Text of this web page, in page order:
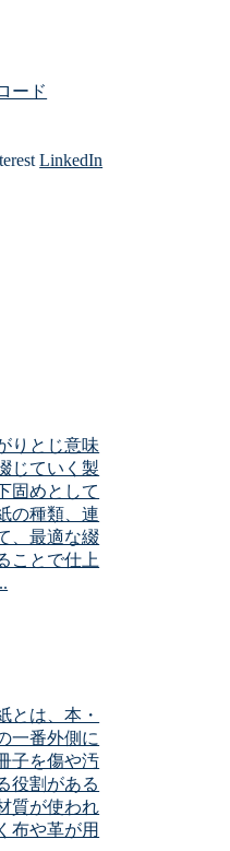
LinkedIn
りとじ意味
じていく製
固めとして
の種類、連
、最適な綴
ことで仕上
とは、本・
一番外側に
子を傷や汚
役割がある
質が使われ
布や革が用